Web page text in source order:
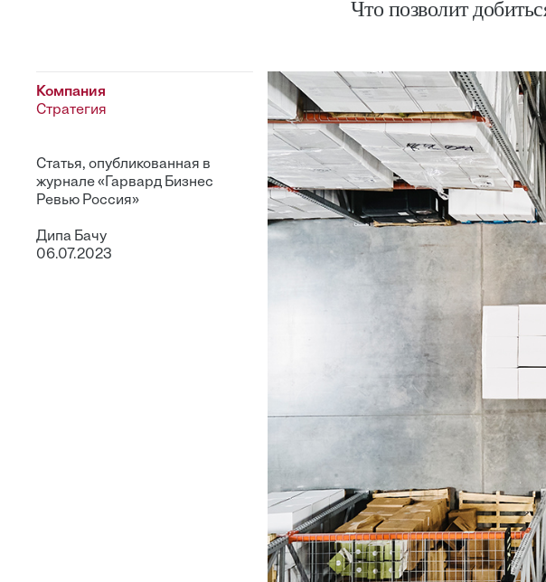
Что позволит
Компания
Стратегия
Статья, опубликованная в
журнале «Гарвард Бизнес
Ревью Россия»
Дипа Бачу
06.07.2023